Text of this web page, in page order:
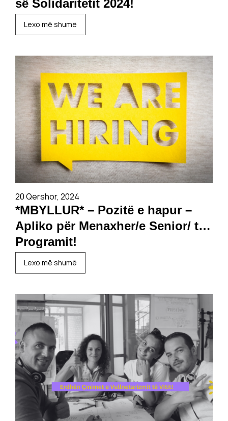
së Solidaritetit 2024!
Lexo më shumë
20 Qershor, 2024
*MBYLLUR* – Pozitë e hapur –
Apliko për Menaxher/e Senior/ të
Programit!
Lexo më shumë